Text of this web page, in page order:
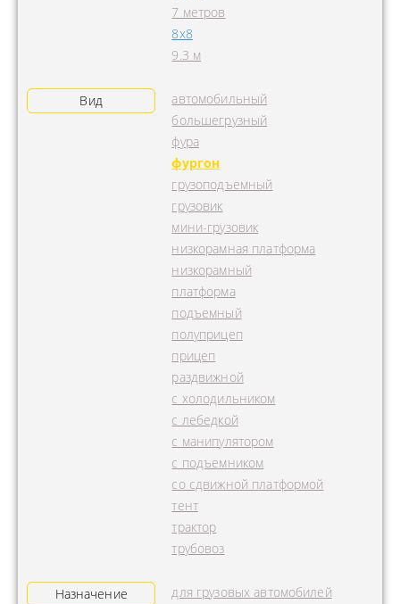
7 метров
8х8
9.3 м
Вид
автомобильный
большегрузный
фура
фургон
грузоподъемный
грузовик
мини-грузовик
низкорамная платформа
низкорамный
платформа
подъемный
полуприцеп
прицеп
раздвижной
с холодильником
с лебедкой
с манипулятором
с подъемником
со сдвижной платформой
тент
трактор
трубовоз
Назначение
для грузовых автомобилей